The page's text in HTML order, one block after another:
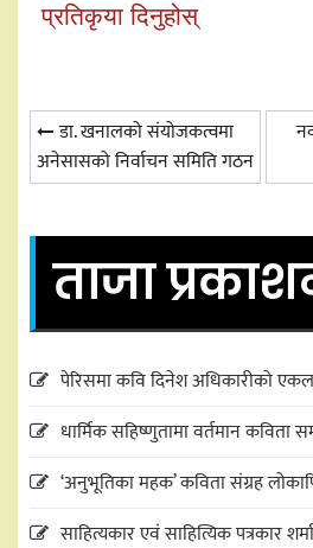
प्रतिकृया दिनुहोस्
Post
navigation
डा. खनालको संयोजकत्वमा
अनेसासको निर्वाचन समिति गठन
ताजा
पेरिसमा कवि दिनेश अधिकारीको
धार्मिक सहिष्णुतामा वर्तमान कविता
‘अनुभूतिका महक’ कविता संग्रह
साहित्यकार एवं साहित्यिक पत्रकार